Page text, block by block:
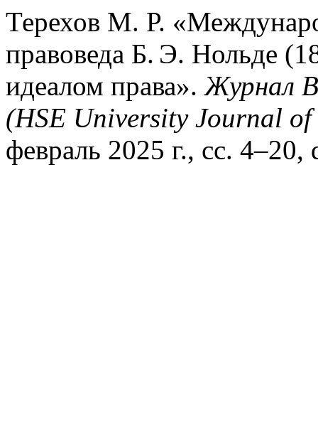
Терехов М. Р.
правоведа Б. Э. Нольде
идеалом права». Журнал
(HSE University Journal
февраль 2025 г., сс.